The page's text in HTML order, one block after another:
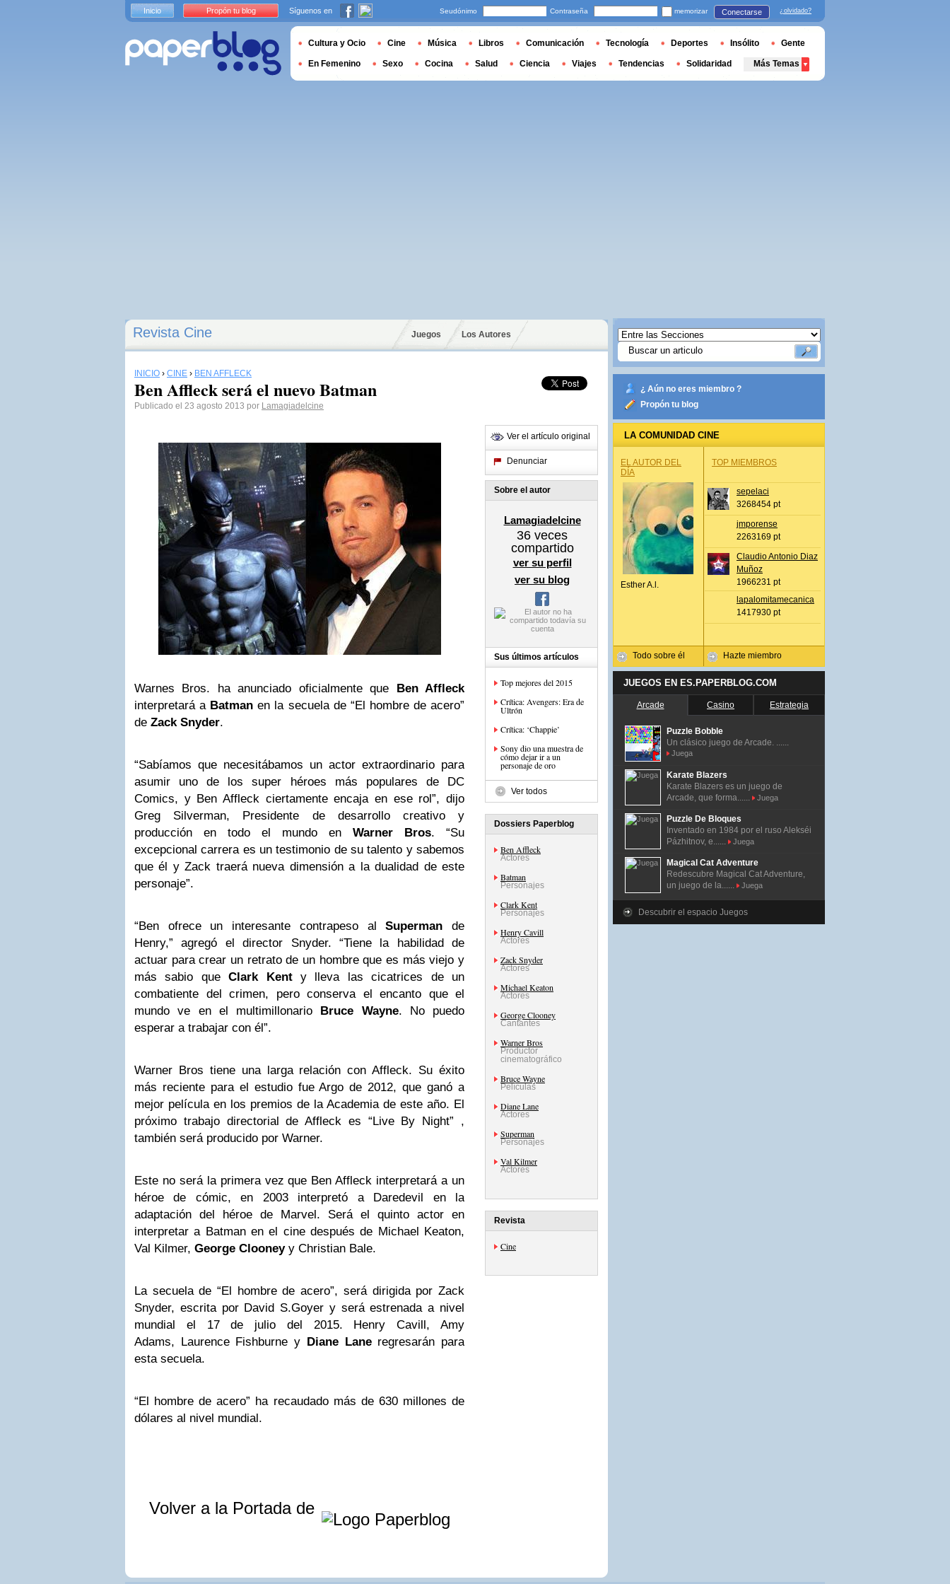
Revista Cine Juegos Los Autores
INICIO › CINE › BEN AFFLECK
Ben Affleck será el nuevo Batman
Publicado el 23 agosto 2013 por Lamagiadelcine
Warnes Bros. ha anunciado oficialmente que Ben Affleck
interpretará a Batman en la secuela de “El hombre de acero”
de Zack Snyder.
“Sabíamos que necesitábamos un actor extraordinario para
asumir uno de los super héroes más populares de DC
Comics, y Ben Affleck ciertamente encaja en ese rol”, dijo
Greg Silverman, Presidente de desarrollo creativo y
producción en todo el mundo en Warner Bros. “Su
excepcional carrera es un testimonio de su talento y sabemos
que él y Zack traerá nueva dimensión a la dualidad de este
personaje”.
“Ben ofrece un interesante contrapeso alSuperman de
Henry,” agregó el director Snyder. “Tiene la habilidad de
actuar para crear un retrato de un hombre que es más viejo y
más sabio queClark Kenty lleva las cicatrices de un
combatiente del crimen, pero conserva el encanto que el
mundo ve en el multimillonario Bruce Wayne. No puedo
esperar a trabajar con él”.
Warner Bros tiene una larga relación con Affleck. Su éxito
más reciente para el estudio fue Argo de 2012, que ganó a
mejor película en los premios de la Academia de este año. El
próximo trabajo directorial de Affleck es “Live By Night” ,
también será producido por Warner.
Este no será la primera vez que Ben Affleck interpretará a un
héroe de cómic, en 2003 interpretó a Daredevil en la
adaptación del héroe de Marvel. Será el quinto actor en
interpretar a Batman en el cine después de Michael Keaton,
Val Kilmer, George Clooneyy Christian Bale.
La secuela de “El hombre de acero”, será dirigida por Zack
Snyder, escrita por David S.Goyer y será estrenada a nivel
mundial el 17 de julio del 2015. Henry Cavill, Amy
Adams, Laurence Fishburne y Diane Laneregresarán para
esta secuela.
“El hombre de acero” ha recaudado más de 630 millones de
dólares al nivel mundial.
Volver a la Portada de
Ver el artículo original
Denunciar
Sobre el autor
Lamagiadelcine
36 veces
compartido
ver su perfil
ver su blog
Sus últimos artículos
Top mejores del 2015
Crítica: Avengers: Era de
Ultrón
Crítica: ‘Chappie’
Sony dio una muestra de
cómo dejar ir a un
personaje de oro
Ver todos
Dossiers Paperblog
Ben Affleck
Actores
Batman
Personajes
Clark Kent
Personajes
Henry Cavill
Actores
Zack Snyder
Actores
Michael Keaton
Actores
George Clooney
Cantantes
Warner Bros
Productor
cinematográfico
Bruce Wayne
Películas
Diane Lane
Actores
Superman
Personajes
Val Kilmer
Actores
Revista
Cine
¿ Aún no eres miembro ?
Propón tu blog
LA COMUNIDAD CINE
EL AUTOR DEL
DÍA
Esther A.l.
Todo sobre él
TOP MIEMBROS
sepelaci
3268454 pt
jmporense
2263169 pt
Claudio Antonio Diaz
Muñoz
1966231 pt
lapalomitamecanica
1417930 pt
Hazte miembro
JUEGOS EN ES.PAPERBLOG.COM
Arcade Casino Estrategia
Puzzle Bobble
Un clásico juego de Arcade. ......
Juega
Karate Blazers
Karate Blazers es un juego de
Arcade, que forma......
Juega
Puzzle De Bloques
Inventado en 1984 por el ruso Alekséi
Pázhitnov, e......
Juega
Magical Cat Adventure
Redescubre Magical Cat Adventure,
un juego de la......
Juega
Descubrir el espacio Juegos
Inicio Propón tu blog Síguenos en Seudónimo Contraseña memorizar Conectarse ¿olvidado?
Cultura y Ocio Cine Música Libros Comunicación Tecnología Deportes Insólito Gente
En Femenino Sexo Cocina Salud Ciencia Viajes Tendencias Solidaridad Más Temas